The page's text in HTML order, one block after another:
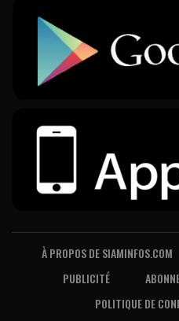
À PROPOS DE SIAMINFOS.COM
PUBLICITÉ
POLITIQUE DE